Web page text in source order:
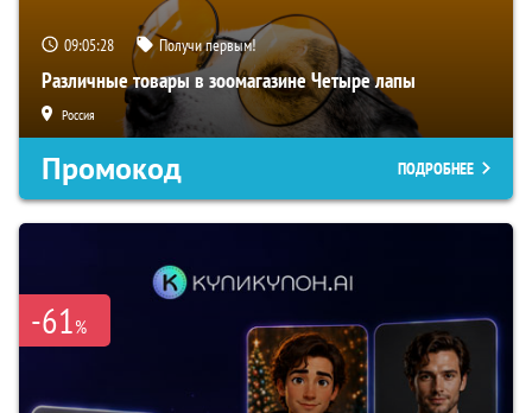
09:05:27 Получи первым!
Различные товары в зоомагазине Четыре лапы
Россия
Промокод ПОДРОБНЕЕ
-61%